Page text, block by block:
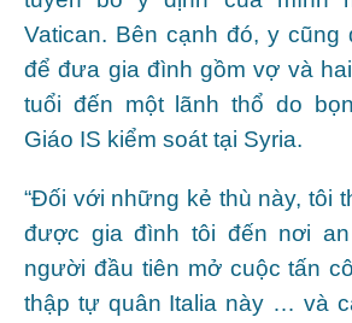
Vatican. Bên cạnh đó, y cũng
để đưa gia đình gồm vợ và
tuổi đến một lãnh thổ do
Giáo IS kiểm soát tại Syria.
“Đối với những kẻ thù này, tôi
được gia đình tôi đến nơi
người đầu tiên mở cuộc tấn
thập tự quân Italia này … và